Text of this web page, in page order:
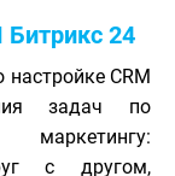
Битрикс 24
CRM
задач по
с другом,